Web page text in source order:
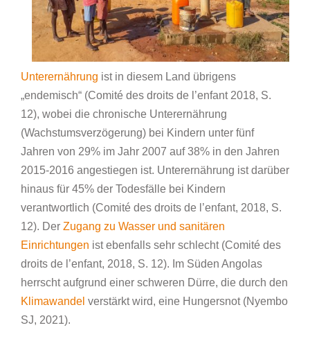
Unterernährung ist in diesem Land übrigens
„endemisch“ (Comité des droits de l’enfant 2018, S.
12), wobei die chronische Unterernährung
(Wachstumsverzögerung) bei Kindern unter fünf
Jahren von 29% im Jahr 2007 auf 38% in den Jahren
2015-2016 angestiegen ist. Unterernährung ist darüber
hinaus für 45% der Todesfälle bei Kindern
verantwortlich (Comité des droits de l’enfant, 2018, S.
12). Der Zugang zu Wasser und sanitären
Einrichtungen ist ebenfalls sehr schlecht (Comité des
droits de l’enfant, 2018, S. 12). Im Süden Angolas
herrscht aufgrund einer schweren Dürre, die durch den
Klimawandel verstärkt wird, eine Hungersnot (Nyembo
SJ, 2021).